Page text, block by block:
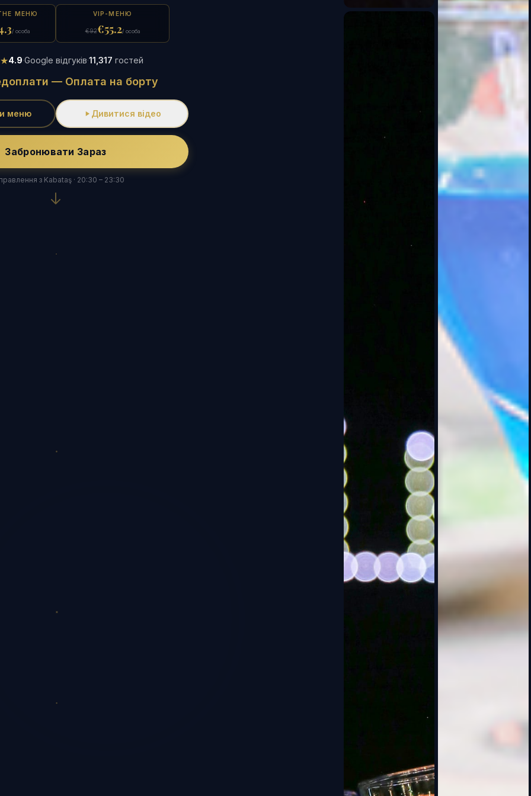
МЕНЮ
/ особа
VIP-МЕНЮ
€92€55.2/ особа
4.9·Google відгуків·11,317 гостей
— Оплата на борту
меню Дивитися відео
Забронювати Зараз
з Kabataş · 20:30 – 23:30